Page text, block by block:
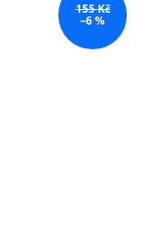
155 Kč
–6 %